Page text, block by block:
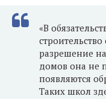
«В
разрешение
домов она не
появляются
Таких школ